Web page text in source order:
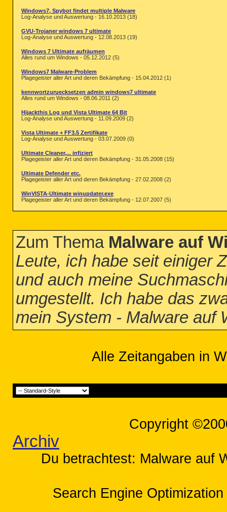
Windows7, Spybot findet multiple Malware
Log-Analyse und Auswertung - 16.10.2013 (18)
GVU-Trojaner windows 7 ultimate
Log-Analyse und Auswertung - 12.08.2013 (19)
Windows 7 Ultimate aufräumen
Alles rund um Windows - 05.12.2012 (5)
Windows7 Malware-Problem
Plagegeister aller Art und deren Bekämpfung - 15.04.2012 (1)
kennwortzuruecksetzen admin windows7 ultimate
Alles rund um Windows - 08.06.2011 (2)
Hijackthis Log und Vista Ultimate 64 Bit
Log-Analyse und Auswertung - 11.09.2009 (2)
Vista Ultimate + FF3.5 Zertifikate
Log-Analyse und Auswertung - 03.07.2009 (0)
Ultimate Cleaner,... infiziert
Plagegeister aller Art und deren Bekämpfung - 31.05.2008 (15)
Ultimate Defender etc.
Plagegeister aller Art und deren Bekämpfung - 27.02.2008 (2)
WinVISTA-Ultimate winupdater.exe
Plagegeister aller Art und deren Bekämpfung - 12.07.2007 (5)
Zum Thema Malware auf
Leute, ich habe seit einiger
und auch meine
umgestellt. Ich habe das
mein System - Malware auf
Alle Zeitangaben in
Copyright
Archiv
Du betrachtest: Malware auf
Search Engine